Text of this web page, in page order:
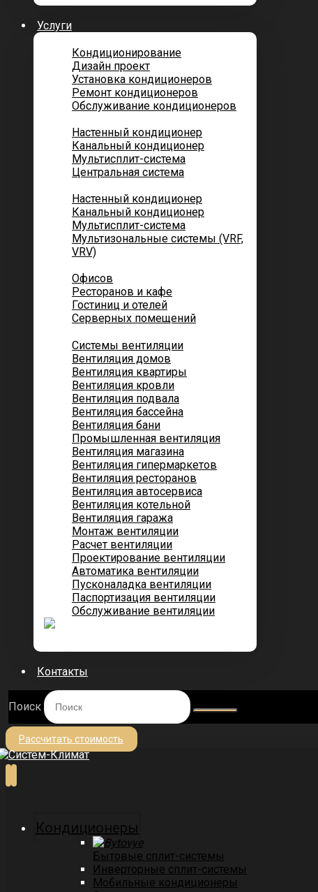
Услуги
Кондиционирование
Дизайн проект
Установка кондиционеров
Ремонт кондиционеров
Обслуживание кондиционеров
Настенный кондиционер
Канальный кондиционер
Мультисплит-система
Центральная система
Настенный кондиционер
Канальный кондиционер
Мультисплит-система
Мультизональные системы (VRF,
VRV)
Офисов
Ресторанов и кафе
Гостиниц и отелей
Серверных помещений
Системы вентиляции
Вентиляция домов
Вентиляция квартиры
Вентиляция кровли
Вентиляция подвала
Вентиляция бассейна
Вентиляция бани
Промышленная вентиляция
Вентиляция магазина
Вентиляция гипермаркетов
Вентиляция ресторанов
Вентиляция автосервиса
Вентиляция котельной
Вентиляция гаража
Монтаж вентиляции
Расчет вентиляции
Проектирование вентиляции
Автоматика вентиляции
Пусконаладка вентиляции
Паспортизация вентиляции
Обслуживание вентиляции
Контакты
Поиск
Рассчитать стоимость
Кондиционеры
Бытовые сплит-системы
Инверторные сплит-системы
Мобильные кондиционеры